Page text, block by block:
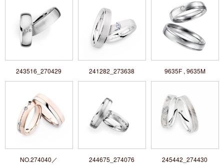
243516_270429 241282_273638 9635F , 9635M
NO.274040／
244675_274076 245442_274430